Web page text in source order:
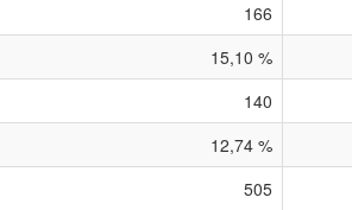
166
15,10 %
140
12,74 %
505